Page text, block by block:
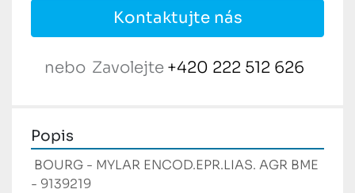
Kontaktujte nás
nebo Zavolejte +420 222 512 626
Popis
- 9139219